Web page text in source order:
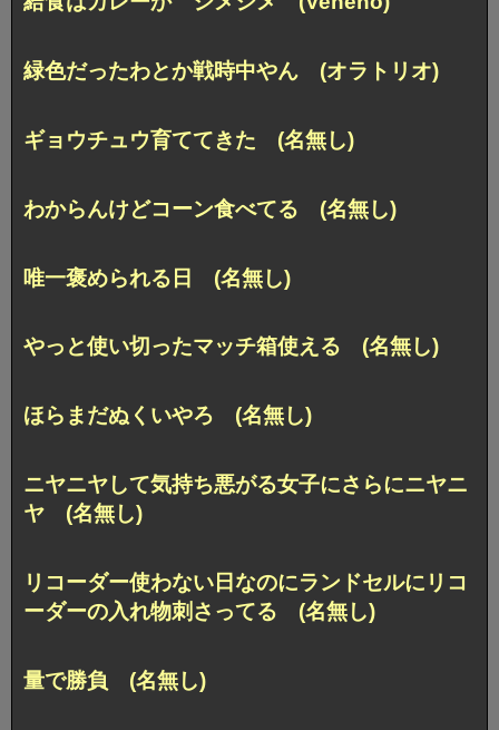
緑色だったわとか戦時中やん (オラトリオ)
ギョウチュウ育ててきた (名無し)
わからんけどコーン食べてる (名無し)
唯一褒められる日 (名無し)
やっと使い切ったマッチ箱使える (名無し)
ほらまだぬくいやろ (名無し)
ニヤニヤして気持ち悪がる女子にさらにニヤニ
ヤ (名無し)
リコーダー使わない日なのにランドセルにリコ
ーダーの入れ物刺さってる (名無し)
量で勝負 (名無し)